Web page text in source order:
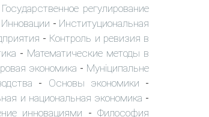
Государственное регулирование
Инновации - Институциональная
- Контроль и ревизия в
- Математические методы в
экономика - Муніципальне
- Основы экономики -
и национальная экономика -
инновациями -Философия